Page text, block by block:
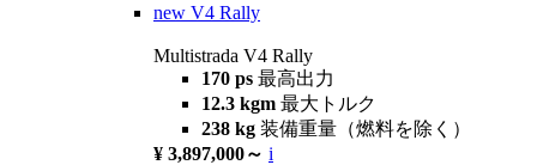
new V4 Rally
Multistrada V4 Rally
170 ps 最高出力
12.3 kgm 最大トルク
238 kg 装備重量（燃料を除く）
¥ 3,897,000～ i